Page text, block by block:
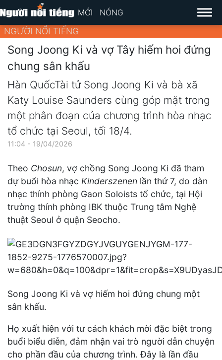
MỚI NÓNG
NGƯỜI NỔI TIẾNG
Song Joong Ki và vợ Tây hiếm hoi đứng
chung sân khấu
Hàn QuốcTài tử Song Joong Ki và bà xã
Katy Louise Saunders cùng góp mặt trong
một phân đoạn của chương trình hòa nhạc
tổ chức tại Seoul, tối 18/4.
11:04 - 19/04/2026
Theo Chosun, vợ chồng Song Joong Ki đã tham
dự buổi hòa nhạc Kinderszenen lần thứ 7, do dàn
nhạc thính phòng Gaon Soloists tổ chức, tại Hội
trường thính phòng IBK thuộc Trung tâm Nghệ
thuật Seoul ở quận Seocho.
Song Joong Ki và vợ hiếm hoi đứng chung một
sân khấu.
Họ xuất hiện với tư cách khách mời đặc biệt trong
buổi biểu diễn, đảm nhận vai trò người dẫn chuyện
cho phần đầu của chương trình. Đây là lần đầu